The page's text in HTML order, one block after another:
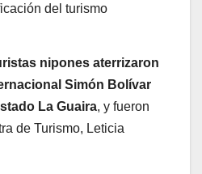
del turismo
nipones aterrizaron
Simón Bolívar
La Guaira, y fueron
de Turismo, Leticia